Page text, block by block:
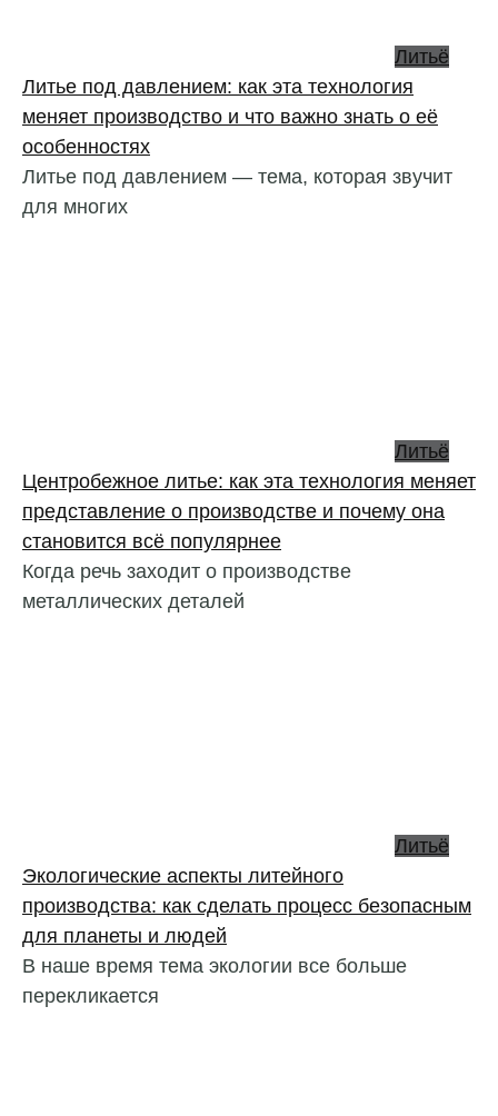
Литьё
Литье под давлением: как эта технология
меняет производство и что важно знать о её
особенностях
Литье под давлением — тема, которая звучит
для многих
Литьё
Центробежное литье: как эта технология меняет
представление о производстве и почему она
становится всё популярнее
Когда речь заходит о производстве
металлических деталей
Литьё
Экологические аспекты литейного
производства: как сделать процесс безопасным
для планеты и людей
В наше время тема экологии все больше
перекликается